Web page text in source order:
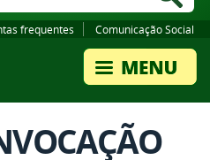
frequentes Comunicação Social